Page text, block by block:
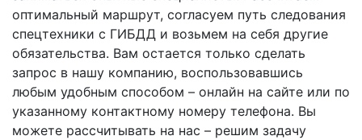
оптимальный маршрут, согласуем путь следования
спецтехники с ГИБДД и возьмем на себя другие
обязательства. Вам остается только сделать
запрос в нашу компанию, воспользовавшись
любым удобным способом – онлайн на сайте или по
указанному контактному номеру телефона. Вы
можете рассчитывать на нас – решим задачу